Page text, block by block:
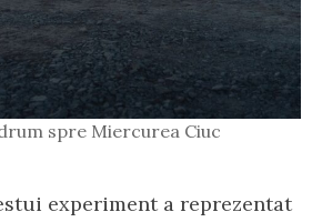
spre Miercurea Ciuc
experiment a reprezentat